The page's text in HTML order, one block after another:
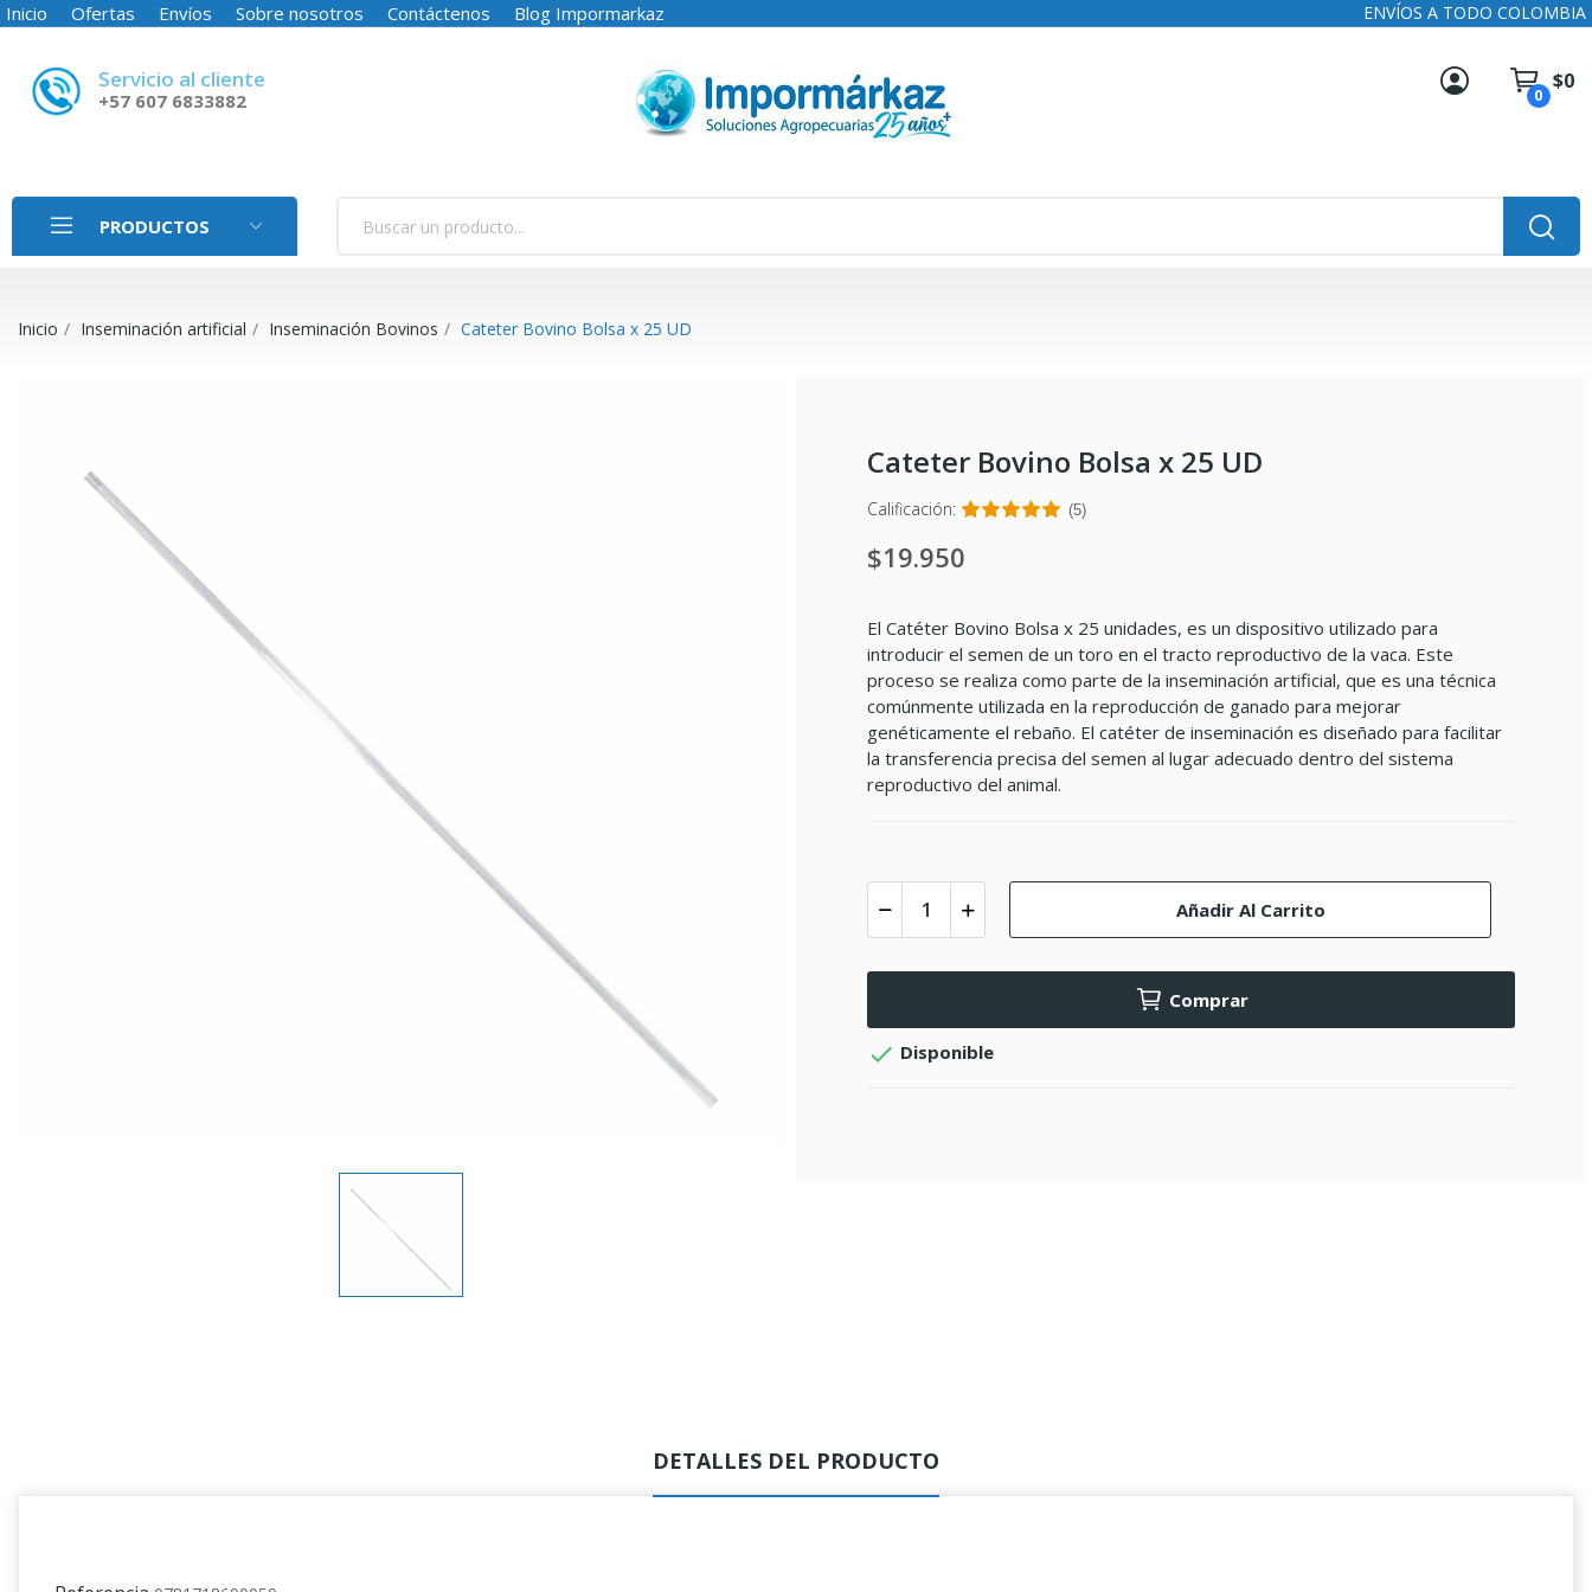
Inicio Ofertas Envíos Sobre nosotros Contáctenos Blog Impormarkaz ENVÍOS A TODO COLOMBIA
Servicio al cliente
+57 607 6833882
$0
0
PRODUCTOS
Inicio Inseminación artificial Inseminación Bovinos Cateter Bovino Bolsa x 25 UD
Cateter Bovino Bolsa x 25 UD
Calificación: (5)
$19.950
El Catéter Bovino Bolsa x 25 unidades, es un dispositivo utilizado para
introducir el semen de un toro en el tracto reproductivo de la vaca. Este
proceso se realiza como parte de la inseminación artificial, que es una técnica
comúnmente utilizada en la reproducción de ganado para mejorar
genéticamente el rebaño. El catéter de inseminación es diseñado para facilitar
la transferencia precisa del semen al lugar adecuado dentro del sistema
reproductivo del animal.
Añadir Al Carrito
Comprar
 Disponible
DETALLES DEL PRODUCTO